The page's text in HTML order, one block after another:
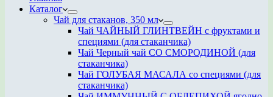
Каталог
Чай для стаканов, 350 мл
Чай ЧАЙНЫЙ ГЛИНТВЕЙН с фруктами и
специями (для стаканчика)
Чай Черный чай СО СМОРОДИНОЙ (для
стаканчика)
Чай ГОЛУБАЯ МАСАЛА со специями (для
стаканчика)